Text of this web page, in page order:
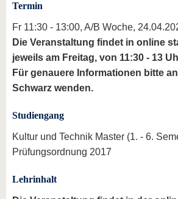
Termin
Fr 11:30 - 13:00, A/B Woche,
Die Veranstaltung findet in online
jeweils am Freitag, von 11:30 - 13
Für genauere Informationen bitte
Schwarz wenden.
Studiengang
Kultur und Technik Master (1. - 6.
Prüfungsordnung 2017
Lehrinhalt